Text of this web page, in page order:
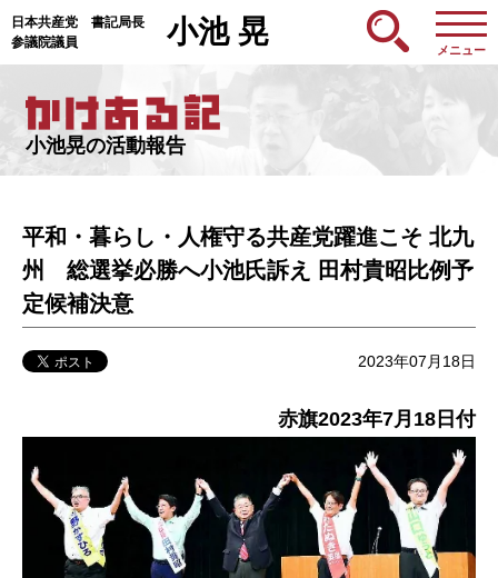
日本共産党 書記局長
参議院議員
小池 晃
メニュー
小池晃の活動報告
平和・暮らし・人権守る共産党躍進こそ 北九
州 総選挙必勝へ小池氏訴え 田村貴昭比例予
定候補決意
2023年07月18日
赤旗2023年7月18日付